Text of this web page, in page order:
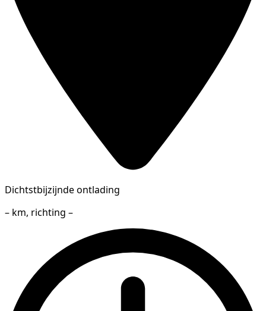
Dichtstbijzijnde ontlading
– km, richting –